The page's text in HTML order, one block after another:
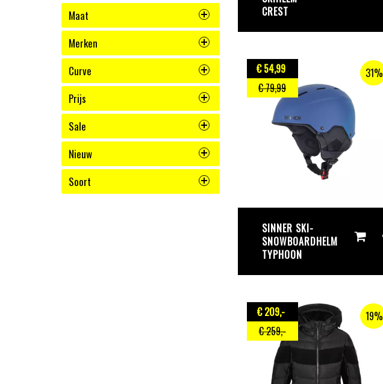
Maat
Merken
Curve
Prijs
Sale
Nieuw
Soort
CREST
€ 54,99
€ 79,99
31%
SINNER SKI-
SNOWBOARDHELM
TYPHOON
€ 209,-
€ 259,-
19%